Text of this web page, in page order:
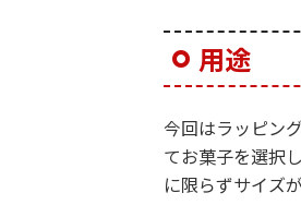
用途
今回はラッピン
てお菓子を選択
に限らずサイズ